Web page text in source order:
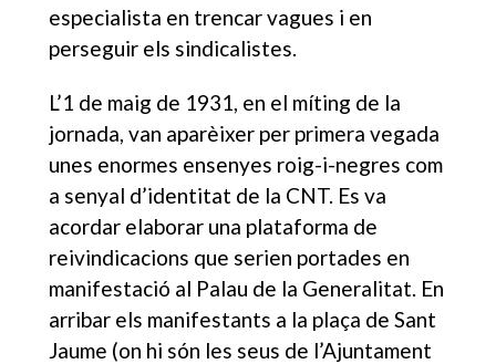
especialista en trencar vagues i en
perseguir els sindicalistes.
L’1 de maig de 1931, en el míting de la
jornada, van aparèixer per primera vegada
unes enormes ensenyes roig-i-negres com
a senyal d’identitat de la CNT. Es va
acordar elaborar una plataforma de
reivindicacions que serien portades en
manifestació al Palau de la Generalitat. En
arribar els manifestants a la plaça de Sant
Jaume (on hi són les seus de l’Ajuntament